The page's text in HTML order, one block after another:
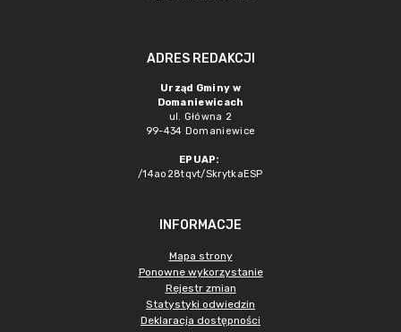
ADRES REDAKCJI
Urząd Gminy w
Domaniewicach
ul. Główna 2
99-434 Domaniewice
EPUAP:
/14ao28tqvt/SkrytkaESP
INFORMACJE
Mapa strony
Ponowne wykorzystanie
Rejestr zmian
Statystyki odwiedzin
Deklaracja dostępności